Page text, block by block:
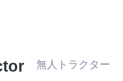
無人トラクター